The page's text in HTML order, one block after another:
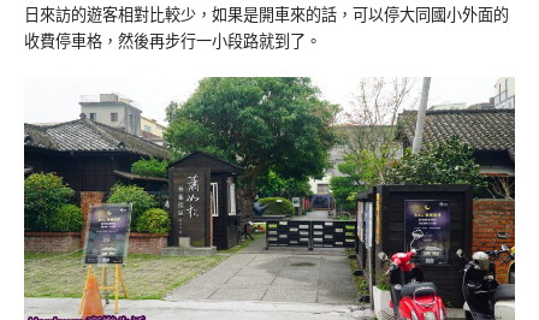
日來訪的遊客相對比較少，如果是開車來的話，可以停大同國小外面的
收費停車格，然後再步行一小段路就到了。